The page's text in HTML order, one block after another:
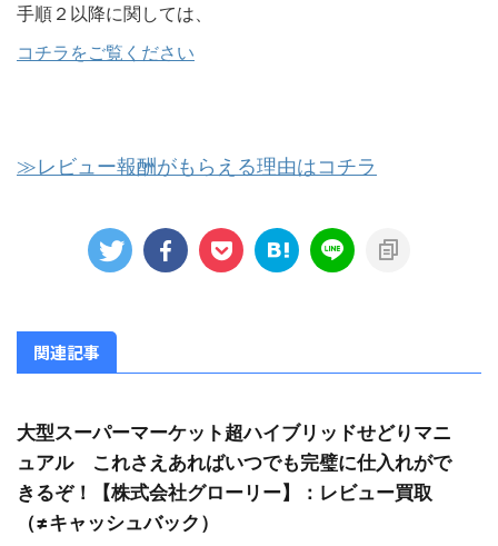
手順２以降に関しては、
コチラをご覧ください
≫レビュー報酬がもらえる理由はコチラ
関連記事
大型スーパーマーケット超ハイブリッドせどりマニ
ュアル これさえあればいつでも完璧に仕入れがで
きるぞ！【株式会社グローリー】：レビュー買取
（≠キャッシュバック）